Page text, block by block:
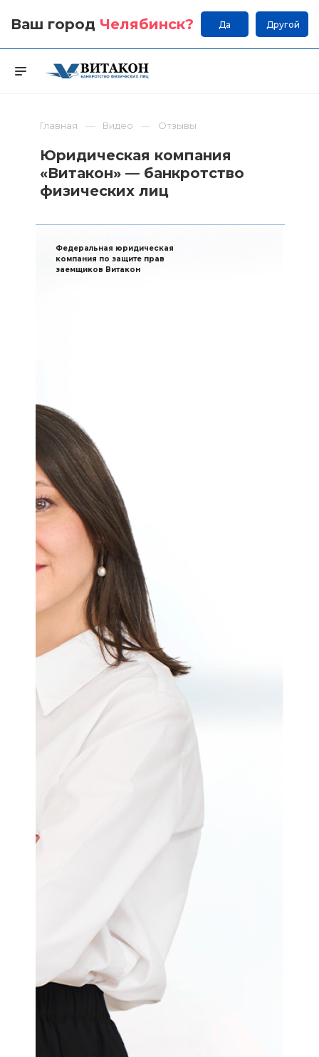
Ваш город Челябинск? Да Другой
Главная Видео Отзывы
Юридическая компания
«Витакон» — банкротство
физических лиц
Федеральная юридическая
компания по защите прав
заемщиков Витакон